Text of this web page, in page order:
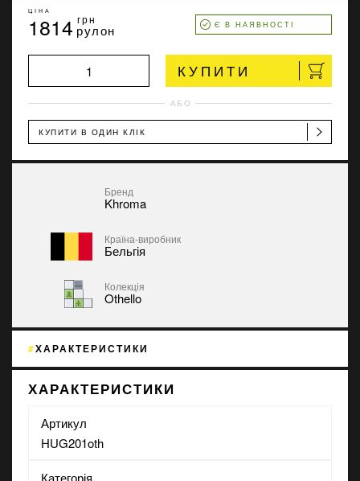
ЦІНА
1814 грн
рулон Є В НАЯВНОСТІ
КУПИТИ
АБО
КУПИТИ В ОДИН КЛІК
Бренд
Khroma
Країна-виробник
Бельгія
Колекція
Othello
ХАРАКТЕРИСТИКИ
ХАРАКТЕРИСТИКИ
Артикул
HUG201oth
Категорія